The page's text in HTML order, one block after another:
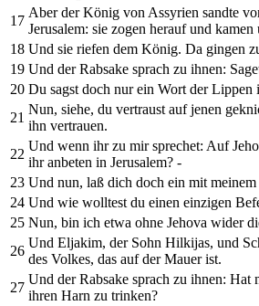
17
Aber der König von Assyrien sandte
Jerusalem: sie zogen herauf und
18 Und sie riefen dem König. Da gingen
19 Und der Rabsake sprach zu ihnen:
20 Du sagst doch nur ein Wort der
21
Nun, siehe, du vertraust auf jenen
ihn vertrauen.
22
Und wenn ihr zu mir sprechet: Auf
ihr anbeten in Jerusalem? -
23 Und nun, laß dich doch ein mit
24 Und wie wolltest du einen einzigen
25 Nun, bin ich etwa ohne Jehova wider
26
Und Eljakim, der Sohn Hilkijas, und
des Volkes, das auf der Mauer ist.
27
Und der Rabsake sprach zu ihnen:
ihren Harn zu trinken?